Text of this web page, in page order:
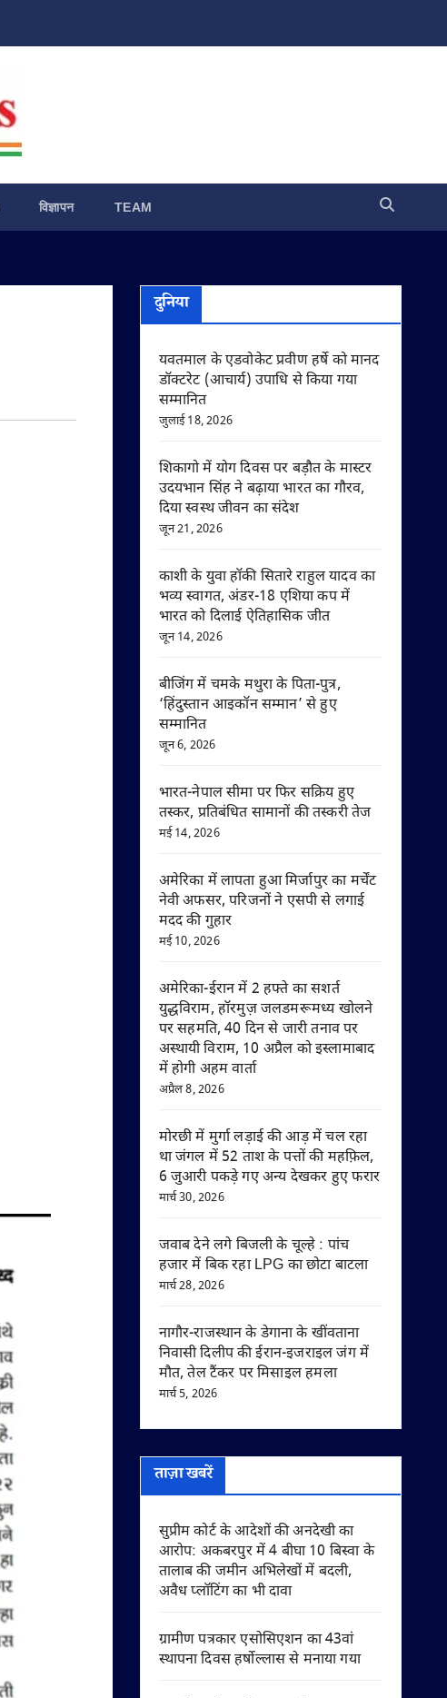
विज्ञापन TEAM
दुनिया
यवतमाल के एडवोकेट प्रवीण हर्षे को मानद
डॉक्टरेट (आचार्य) उपाधि से किया गया
सम्मानित
जुलाई 18, 2026
शिकागो में योग दिवस पर बड़ौत के मास्टर
उदयभान सिंह ने बढ़ाया भारत का गौरव,
दिया स्वस्थ जीवन का संदेश
जून 21, 2026
काशी के युवा हॉकी सितारे राहुल यादव का
भव्य स्वागत, अंडर-18 एशिया कप में
भारत को दिलाई ऐतिहासिक जीत
जून 14, 2026
बीजिंग में चमके मथुरा के पिता-पुत्र,
‘हिंदुस्तान आइकॉन सम्मान’ से हुए
सम्मानित
जून 6, 2026
भारत-नेपाल सीमा पर फिर सक्रिय हुए
तस्कर, प्रतिबंधित सामानों की तस्करी तेज
मई 14, 2026
अमेरिका में लापता हुआ मिर्जापुर का मर्चेंट
नेवी अफसर, परिजनों ने एसपी से लगाई
मदद की गुहार
मई 10, 2026
अमेरिका-ईरान में 2 हफ्ते का सशर्त
युद्धविराम, हॉरमुज़ जलडमरूमध्य खोलने
पर सहमति, 40 दिन से जारी तनाव पर
अस्थायी विराम, 10 अप्रैल को इस्लामाबाद
में होगी अहम वार्ता
अप्रैल 8, 2026
मोरछी में मुर्गा लड़ाई की आड़ में चल रहा
था जंगल में 52 ताश के पत्तों की महफ़िल,
6 जुआरी पकड़े गए अन्य देखकर हुए फरार
मार्च 30, 2026
जवाब देने लगे बिजली के चूल्हे : पांच
हजार में बिक रहा LPG का छोटा बाटला
मार्च 28, 2026
नागौर-राजस्थान के डेगाना के खींवताना
निवासी दिलीप की ईरान-इजराइल जंग में
मौत, तेल टैंकर पर मिसाइल हमला
मार्च 5, 2026
ताज़ा खबरें
सुप्रीम कोर्ट के आदेशों की अनदेखी का
आरोप: अकबरपुर में 4 बीघा 10 बिस्वा के
तालाब की जमीन अभिलेखों में बदली,
अवैध प्लॉटिंग का भी दावा
ग्रामीण पत्रकार एसोसिएशन का 43वां
स्थापना दिवस हर्षोल्लास से मनाया गया